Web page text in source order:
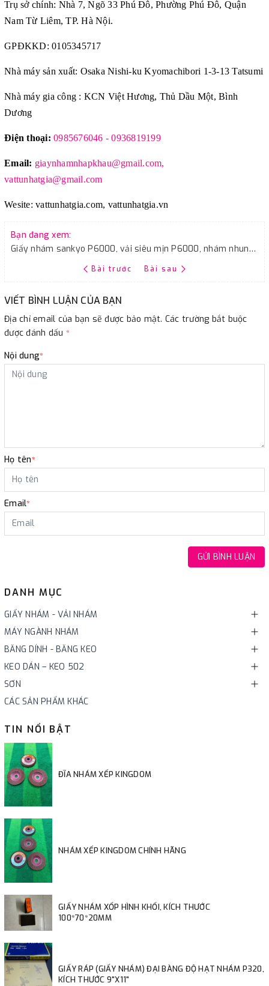
DANH MỤC
GIẤY NHÁM - VẢI NHÁM
MÁY NGÀNH NHÁM
BĂNG DÍNH - BĂNG KEO
KEO DÁN – KEO 502
SƠN
CÁC SẢN PHẨM KHÁC
TIN NỔI BẬT
ĐĨA NHÁM XẾP KINGDOM
NHÁM XẾP KINGDOM CHÍNH HÃNG
GIẤY NHÁM XỐP HÌNH KHỐI, KÍCH THƯỚC
100*70*20MM
GIẤY RÁP (GIẤY NHÁM) ĐẠI BÀNG ĐỘ HẠT NHÁM P320,
KÍCH THƯỚC 9"X11"
Trụ sở chính: Nhà 7, Ngõ 33 Phú Đô, Phường Phú Đô, Quận
Nam Từ Liêm, TP. Hà Nội.
GPĐKKD: 0105345717
Nhà máy sản xuất: Osaka Nishi-ku Kyomachibori 1-3-13 Tatsumi
Nhà máy gia công : KCN Việt Hương, Thủ Dầu Một, Bình
Dương
Điện thoại: 0985676046 - 0936819199
Email: giaynhamnhapkhau@gmail.com,
vattunhatgia@gmail.com
Wesite: vattunhatgia.com, vattunhatgia.vn
Bạn đang xem:
Giấy nhám sankyo P6000, vải siêu mịn P6000, nhám nhung siêu P6000
Bài trước Bài sau
VIẾT BÌNH LUẬN CỦA BẠN
Địa chỉ email của bạn sẽ được bảo mật. Các trường bắt buộc
được đánh dấu *
Nội dung*
Họ tên*
Email*
GỬI BÌNH LUẬN